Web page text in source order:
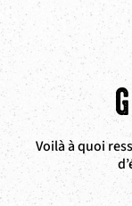
Voilà à quoi